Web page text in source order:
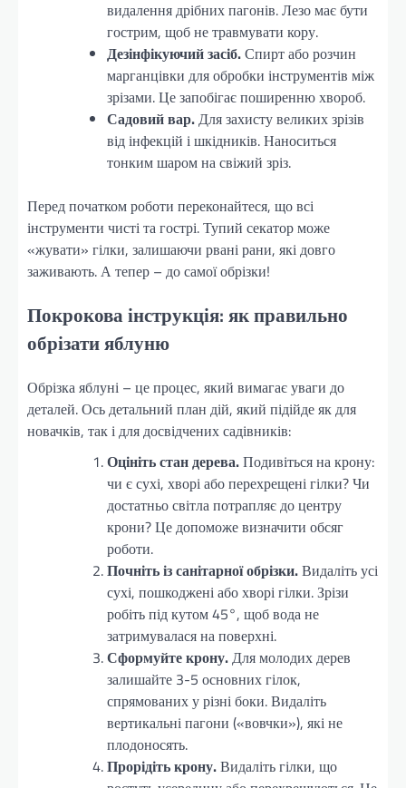
видалення дрібних пагонів. Лезо має бути
гострим, щоб не травмувати кору.
Дезінфікуючий засіб.Спирт або розчин
марганцівки для обробки інструментів між
зрізами. Це запобігає поширенню хвороб.
Садовий вар.Для захисту великих зрізів
від інфекцій і шкідників. Наноситься
тонким шаром на свіжий зріз.
Перед початком роботи переконайтеся, що всі
інструменти чисті та гострі. Тупий секатор може
«жувати» гілки, залишаючи рвані рани, які довго
заживають. А тепер – до самої обрізки!
Покрокова інструкція: як правильно
обрізати яблуню
Обрізка яблуні – це процес, який вимагає уваги до
деталей. Ось детальний план дій, який підійде як для
новачків, так і для досвідчених садівників:
Оцініть стан дерева.Подивіться на крону:
чи є сухі, хворі або перехрещені гілки? Чи
достатньо світла потрапляє до центру
крони? Це допоможе визначити обсяг
роботи.
Почніть із санітарної обрізки.Видаліть усі
сухі, пошкоджені або хворі гілки. Зрізи
робіть під кутом 45°, щоб вода не
затримувалася на поверхні.
Сформуйте крону.Для молодих дерев
залишайте 3-5 основних гілок,
спрямованих у різні боки. Видаліть
вертикальні пагони («вовчки»), які не
плодоносять.
Прорідіть крону.Видаліть гілки, що